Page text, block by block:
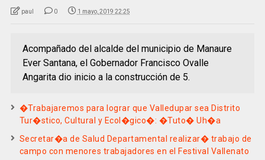
paul 0 1 mayo, 2019 22:25
Acompañado del alcalde del municipio de Manaure
Ever Santana, el Gobernador Francisco Ovalle
Angarita dio inicio a la construcción de 5.
�Trabajaremos para lograr que Valledupar sea Distrito
Tur�stico, Cultural y Ecol�gico�: �Tuto� Uh�a
Secretar�a de Salud Departamental realizar� trabajo de
campo con menores trabajadores en el Festival Vallenato